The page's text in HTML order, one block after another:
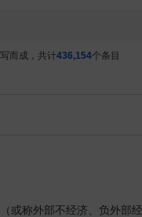
而成，共计436,154个条目
或称外部不经济、负外部经